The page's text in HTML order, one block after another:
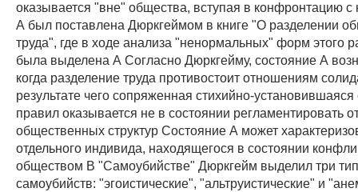
оказывается "вне" общества, вступая в конфронтацию
А был поставлена Дюркгеймом в книге "О разделении
труда", где в ходе анализа "ненормальных" форм этого
была выделена А Согласно Дюркгейму, состояние А
когда разделение труда противостоит отношениям
результате чего сопряженная стихийно-установившаяся
правил оказывается не в состоянии регламентировать
общественных структур Состояние А может
отдельного индивида, находящегося в состоянии
обществом В "Самоубийстве" Дюркгейм выделил три
самоубийств: "эгоистические", "альтруистические" и